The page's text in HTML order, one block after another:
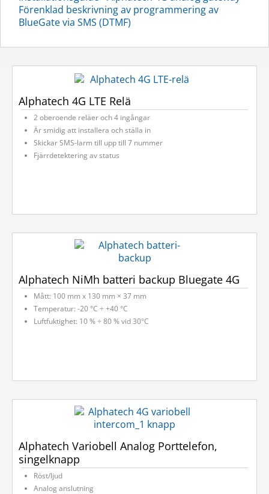
Förenklad beskrivning av programmering av
BlueGate via SMS (DTMF)
Alphatech 4G LTE Relä
2 oberoende reläer och 4 ingångar
Är smidig att installera och ställa in
Skickar SMS-larm till upp till 7 nummer
Fjärrdetektering av status
Alphatech NiMh batteri backup Bluegate 4G
Mått: 100 mm x 130 mm × 37 mm
Temperatur: -20 °C ÷ +40 °C
Luftfuktighet: 10 % ÷ 80 % vid 30°C
Alphatech Variobell Analog Porttelefon,
singelknapp
Röst/ljud
Analog anslutning